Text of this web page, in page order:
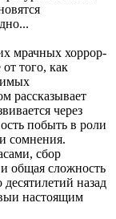
мрачных хоррор-
того, как
рассказывает
через
побыть в роли
сомнения.
сбор
общая сложность
назад
настоящим